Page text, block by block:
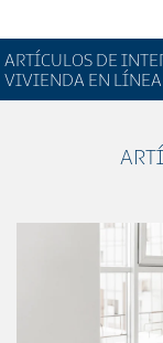
ARTÍCULOS DE
VIVIENDA EN LÍNEA